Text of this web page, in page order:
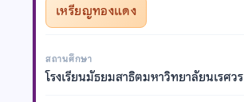
เหรียญทองแดง
สถานศึกษา
โรงเรียนมัธยมสาธิตมหาวิทยาลัยนเรศวร